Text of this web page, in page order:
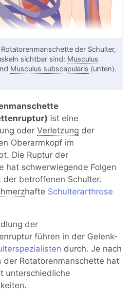
der Schulter,
sichtbar sind: Musculus
Musculus subscapularis (unten).
ist eine
oderVerletzung der
Oberarmkopf im
Die Ruptur der
hat schwerwiegende Folgen
betroffenen Schulter.
hafte Schulterarthrose
der
führen in der Gelenk-
durch. Je nach
der Rotatorenmanschette hat
unterschiedliche